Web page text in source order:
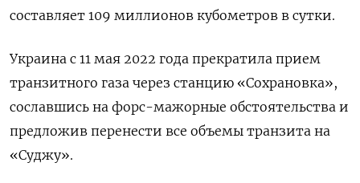
составляет 109 миллионов кубометров в сутки.
Украина с 11 мая 2022 года прекратила прием
транзитного газа через станцию «Сохрановка»,
сославшись на форс-мажорные обстоятельства и
предложив перенести все объемы транзита на
«Суджу».